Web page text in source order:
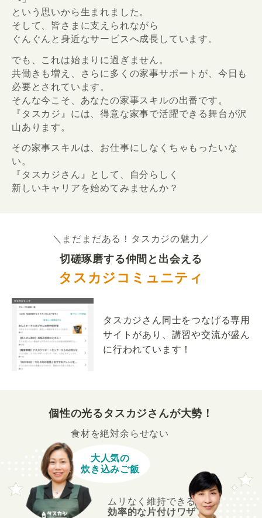
という思いから生まれました。
そして、皆さまに支えられながら
ぐんぐんと身近なサービスへ成長しています。
でも、これは始まりに過ぎません。
共働きも増え、さらに多くの家事サポートが、今日も
必要とされています。
そんな今こそ、あなたの家事スキルの出番です。
『タスカジ』には、得意な家事で活躍できる舞台が沢
山あります。
その家事スキルは、お仕事にしなくちゃもったいな
い。
『タスカジさん』として、自分らしく
新しいキャリアを始めてみませんか？
＼まだまだある！タスカジの魅力／
切磋琢磨する仲間と出会える
タスカジコミュニティ
タスカジさん同士をつなげる専用
サイトがあり、講習や交流が盛ん
に行われています！
個性の光るタスカジさんが大勢！
食材を絶対余らせない
大人気の
炊き込みご飯
ムリなく維持できる
効率的な片付けワザ